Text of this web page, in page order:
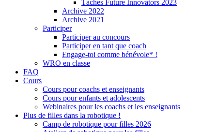
Tâches Future Innovators 2023
Archive 2022
Archive 2021
Participer
Participer au concours
Participer en tant que coach
Engage-toi comme bénévole* !
WRO en classe
FAQ
Cours
Cours pour coachs et enseignants
Cours pour enfants et adolescents
Webinaires pour les coachs et les enseignants
Plus de filles dans la robotique !
Camp de robotique pour filles 2026